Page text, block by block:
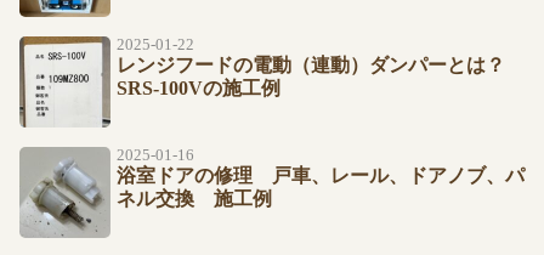
2025-01-22
レンジフードの電動（連動）ダンパーとは？
SRS-100Vの施工例
2025-01-16
浴室ドアの修理 戸車、レール、ドアノブ、パ
ネル交換 施工例